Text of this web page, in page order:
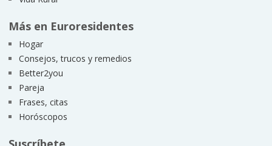
Más en Euroresidentes
Hogar
Consejos, trucos y remedios
Better2you
Pareja
Frases, citas
Horóscopos